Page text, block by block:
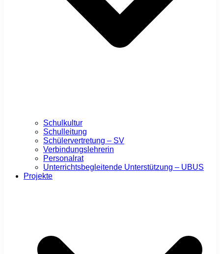
Schulkultur
Schulleitung
Schülervertretung – SV
Verbindungslehrerin
Personalrat
Unterrichtsbegleitende Unterstützung – UBUS
Projekte